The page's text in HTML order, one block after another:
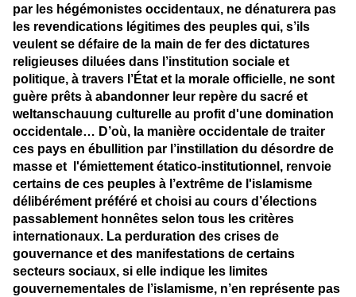
par les hégémonistes occidentaux, ne dénaturera pas
les revendications légitimes des peuples qui, s’ils
veulent se défaire de la main de fer des dictatures
religieuses diluées dans l’institution sociale et
politique, à travers l’État et la morale officielle, ne sont
guère prêts à abandonner leur repère du sacré et
weltanschauung culturelle au profit d'une domination
occidentale… D’où, la manière occidentale de traiter
ces pays en ébullition par l’instillation du désordre de
masse et l'émiettement étatico-institutionnel, renvoie
certains de ces peuples à l’extrême de l'islamisme
délibérément préféré et choisi au cours d’élections
passablement honnêtes selon tous les critères
internationaux. La perduration des crises de
gouvernance et des manifestations de certains
secteurs sociaux, si elle indique les limites
gouvernementales de l’islamisme, n’en représente pas